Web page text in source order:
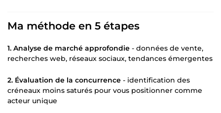
Ma méthode en 5 étapes
1. Analyse de marché approfondie - données de vente,
recherches web, réseaux sociaux, tendances émergentes
2. Évaluation de la concurrence - identification des
créneaux moins saturés pour vous positionner comme
acteur unique